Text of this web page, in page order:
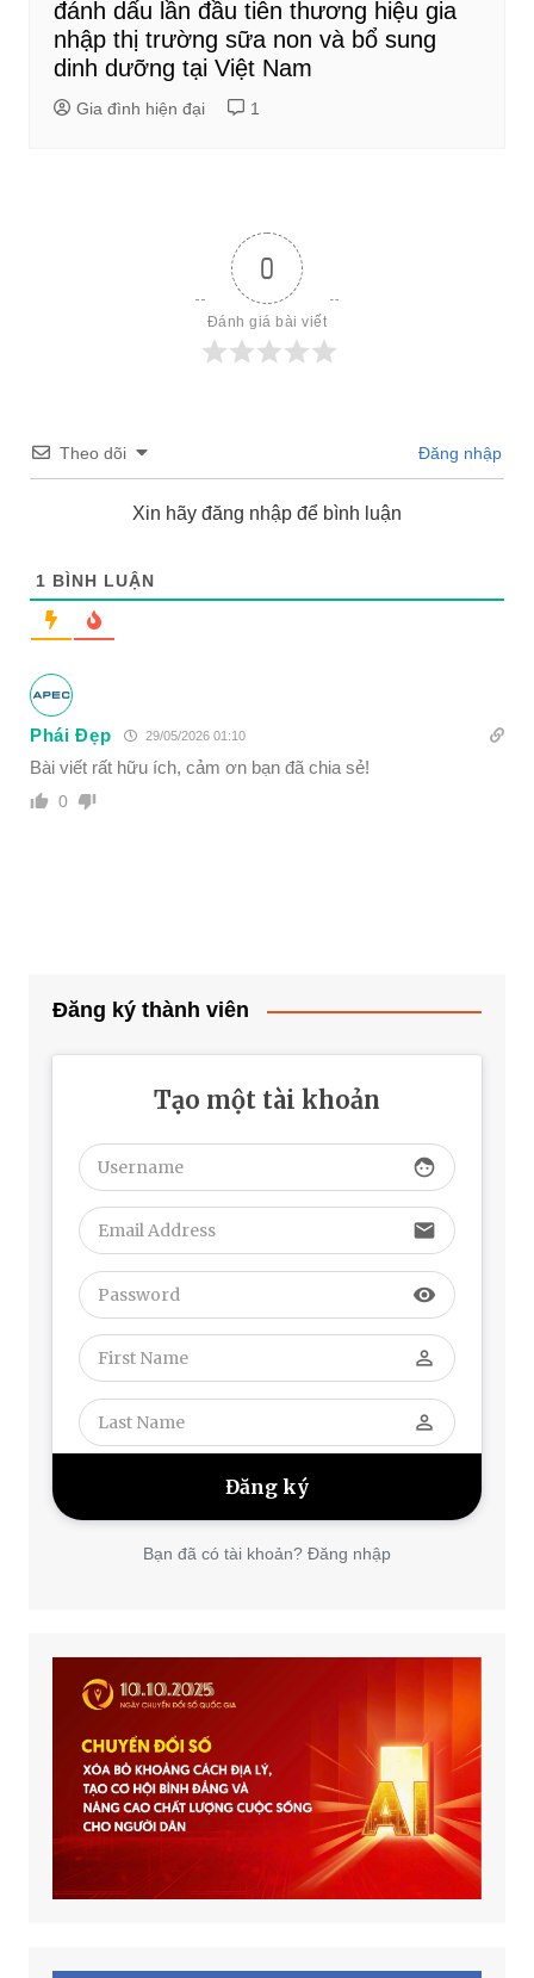
đánh dấu lần đầu tiên thương hiệu gia
nhập thị trường sữa non và bổ sung
dinh dưỡng tại Việt Nam
Gia đình hiện đại 1
0
Đánh giá bài viết
Theo dõi Đăng nhập
Xin hãy đăng nhập để bình luận
1 BÌNH LUẬN
Phái Đẹp 29/05/2026 01:10
Bài viết rất hữu ích, cảm ơn bạn đã chia sẻ!
0
Đăng ký thành viên
Tạo một tài khoản
face
email
visibility
perm_identity
perm_identity
Bạn đã có tài khoản? Đăng nhập